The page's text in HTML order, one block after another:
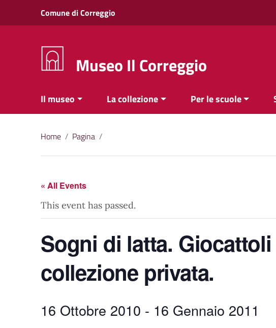
Vai ai contenuti
Vai al menu di navigazione
Comune di Correggio
Museo Il Correggio
Il museo La collezione Per le scuole
Home / Pagina /
« All Events
This event has passed.
Sogni di latta.
collezione privata.
16 Ottobre 2010 - 16 Gennaio 2011